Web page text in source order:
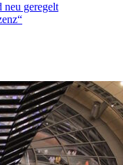
neu geregelt